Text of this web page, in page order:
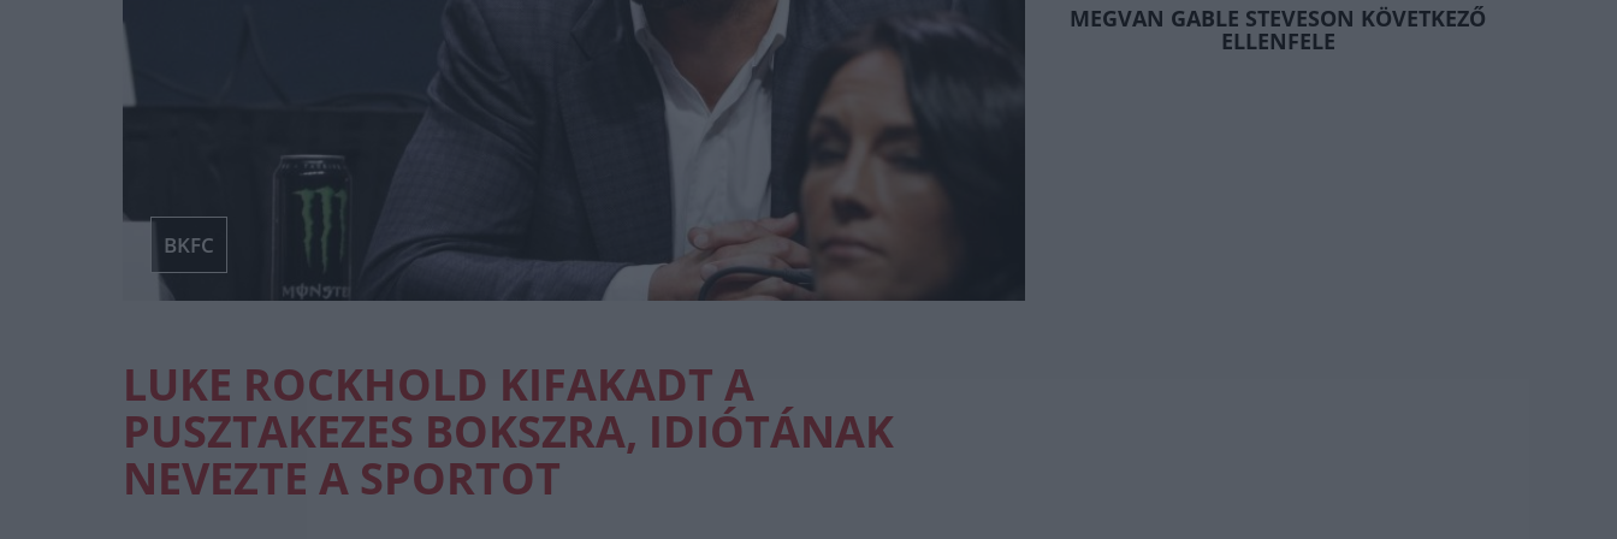
BKFC
LUKE ROCKHOLD KIFAKADT A
PUSZTAKEZES BOKSZRA, IDIÓTÁNAK
NEVEZTE A SPORTOT
MEGVAN GABLE STEVESON KÖVETKEZŐ
ELLENFELE